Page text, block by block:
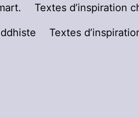
Textes d’inspiration
Textes